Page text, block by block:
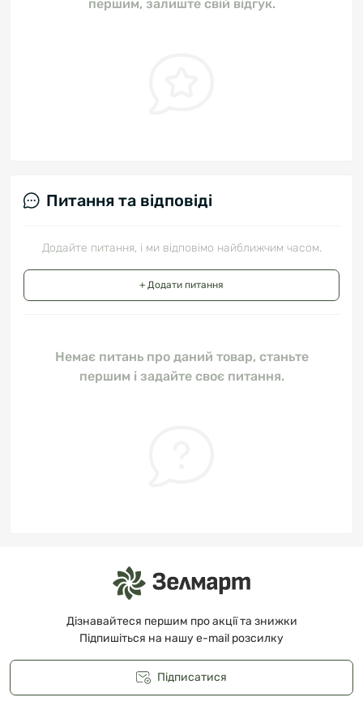
першим, залиште свій відгук.
Питання та відповіді
Додайте питання, і ми відповімо найближчим часом.
+ Додати питання
Немає питань про даний товар, станьте
першим і задайте своє питання.
Дізнавайтеся першим про акції та знижки
Підпишіться на нашу e-mail розсилку
Підписатися